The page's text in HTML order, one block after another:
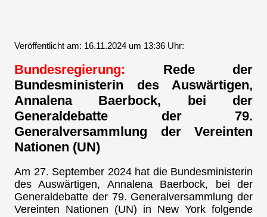
Veröffentlicht am: 16.11.2024 um 13:36 Uhr:
Bundesregierung: Rede der
Bundesministerin des Auswärtigen,
Annalena Baerbock, bei der
Generaldebatte der 79.
Generalversammlung der Vereinten
Nationen (UN)
Am 27. September 2024 hat die Bundesministerin
des Auswärtigen, Annalena Baerbock, bei der
Generaldebatte der 79. Generalversammlung der
Vereinten Nationen (UN) in New York folgende